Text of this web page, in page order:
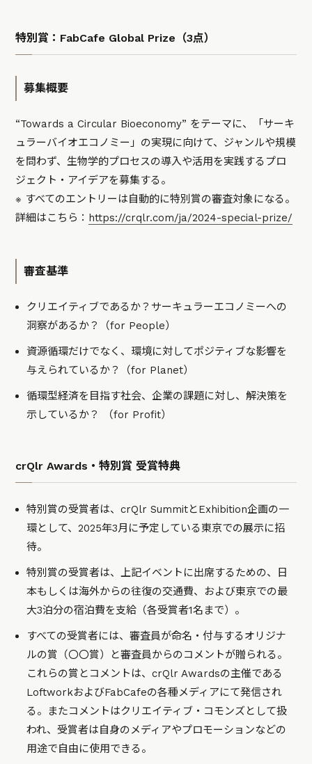
特別賞：FabCafe Global Prize（3点）
募集概要
“Towards a Circular Bioeconomy” をテーマに、「サーキ
ュラーバイオエコノミー」の実現に向けて、ジャンルや規模
を問わず、生物学的プロセスの導入や活用を実践するプロ
ジェクト・アイデアを募集する。
※ すべてのエントリーは自動的に特別賞の審査対象になる。
詳細はこちら： https://crqlr.com/ja/2024-special-prize/
審査基準
クリエイティブであるか？サーキュラーエコノミーへの
洞察があるか？（for People）
資源循環だけでなく、環境に対してポジティブな影響を
与えられているか？（for Planet）
循環型経済を目指す社会、企業の課題に対し、解決策を
示しているか？ （for Profit）
crQlr Awards・特別賞 受賞特典
特別賞の受賞者は、crQlr SummitとExhibition企画の一
環として、2025年3月に予定している東京での展示に招
待。
特別賞の受賞者は、上記イベントに出席するための、日
本もしくは海外からの往復の交通費、および東京での最
大3泊分の宿泊費を支給（各受賞者1名まで）。
すべての受賞者には、審査員が命名・付与するオリジナ
ルの賞（〇〇賞）と審査員からのコメントが贈られる。
これらの賞とコメントは、crQlr Awardsの主催である
LoftworkおよびFabCafeの各種メディアにて発信され
る。またコメントはクリエイティブ・コモンズとして扱
われ、受賞者は自身のメディアやプロモーションなどの
用途で自由に使用できる。